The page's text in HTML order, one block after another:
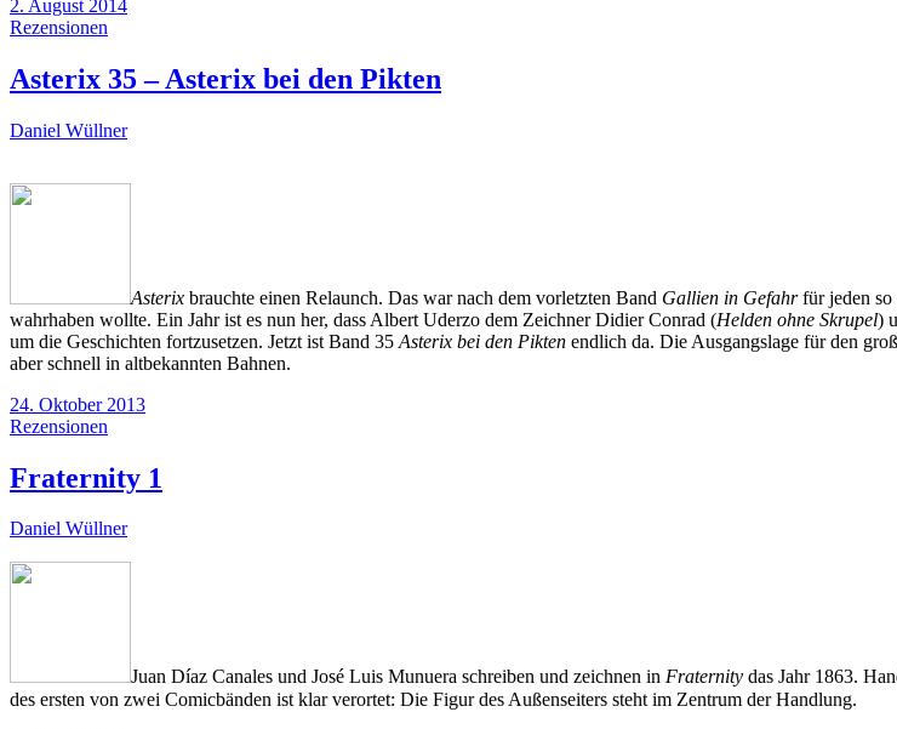
2. August 2014
Rezensionen
Asterix 35 – Asterix bei den Pikten
Daniel Wüllner
Asterix brauchte einen Relaunch. Das war nach dem vorletzten Band Gallien in Gefahrfür jeden so
wahrhaben wollte. Ein Jahr ist es nun her, dass Albert Uderzo dem Zeichner Didier Conrad (Helden ohne Skrupel)
um die Geschichten fortzusetzen. Jetzt ist Band 35 Asterix bei den Pikten endlich da. Die Ausgangslage für den
aber schnell in altbekannten Bahnen.
24. Oktober 2013
Rezensionen
Fraternity 1
Daniel Wüllner
Juan Díaz Canales und José Luis Munuera schreiben und zeichnen in Fraternity das Jahr 1863.
des ersten von zwei Comicbänden ist klar verortet: Die Figur des Außenseiters steht im Zentrum der Handlung.